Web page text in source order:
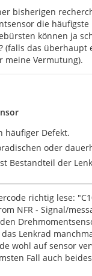
bisherigen
die häufigste
können ja
(falls das überhaupt
Vermutung).
häufiger Defekt.
oder
Bestandteil der
richtig lese:
NFR - Signal/
das Lenkrad
wohl auf sensor
Fall auch